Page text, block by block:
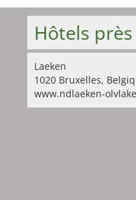
Hôtels
Laeken
1020 Bruxelles,
www.ndlaeken-